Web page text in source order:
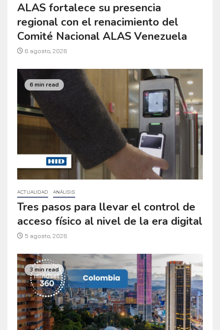
ALAS fortalece su presencia
regional con el renacimiento del
Comité Nacional ALAS Venezuela
6 agosto, 2026
6 min read
ACTUALIDAD ANÁLISIS
Tres pasos para llevar el control de
acceso físico al nivel de la era digital
5 agosto, 2026
3 min read